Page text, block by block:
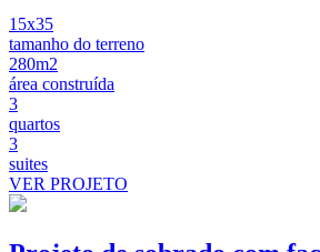
15x35
tamanho do terreno
280m2
área construída
3
quartos
3
suites
VER PROJETO